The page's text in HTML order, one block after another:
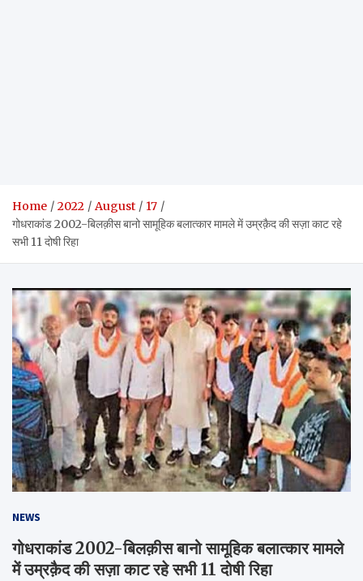
Home 2022 August
17
गोधराकांड 2002-बिलक़ीस बानो सामूहिक बलात्कार मामले में उम्रक़ैद की सज़ा काट रहे
सभी 11 दोषी रिहा
NEWS
गोधराकांड 2002-बिलक़ीस बानो सामूहिक बलात्कार मामले
में उम्रक़ैद की सज़ा काट रहे सभी 11 दोषी रिहा